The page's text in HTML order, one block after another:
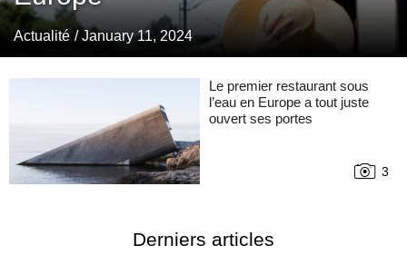
Actualité / January 11, 2024
Le premier restaurant sous
l’eau en Europe a tout juste
ouvert ses portes
3
Derniers articles